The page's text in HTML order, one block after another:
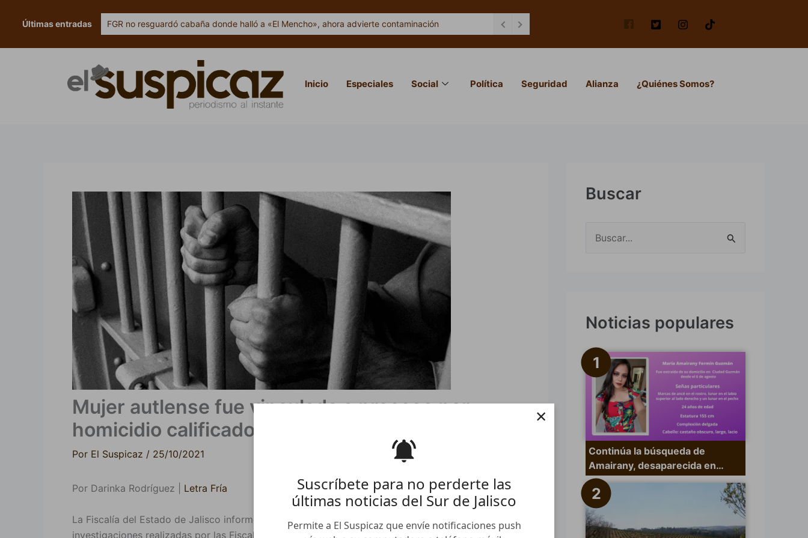
Suscríbete para no perderte las
últimas noticias del Sur de Jalisco
Permite a El Suspicaz que envíe notificaciones push
×
Últimas entradas FGR no resguardó cabaña donde halló a «El Mencho», ahora advierte contaminación
Inicio Especiales Social Política Seguridad Alianza ¿Quiénes Somos?
Mujer autlense fue vinculada a proceso por
homicidio calificado
Por El Suspicaz / 25/10/2021
Por Darinka Rodríguez | Letra Fría
La Fiscalía del Estado de Jalisco informó este fin de semana que como resultado de las
investigaciones realizadas por las Fiscalía Regional de Autlán, logró la vinculación a proceso de la
Buscar
a
p
o
Noticias populares
Continúa la búsqueda de
Amairany, desaparecida en…